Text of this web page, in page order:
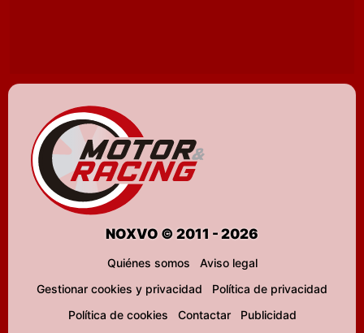
NOXVO © 2011 - 2026
Quiénes somos
Aviso legal
Gestionar cookies y privacidad
Política de privacidad
Política de cookies
Contactar
Publicidad